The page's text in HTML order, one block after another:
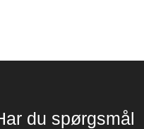
du spørgsmål